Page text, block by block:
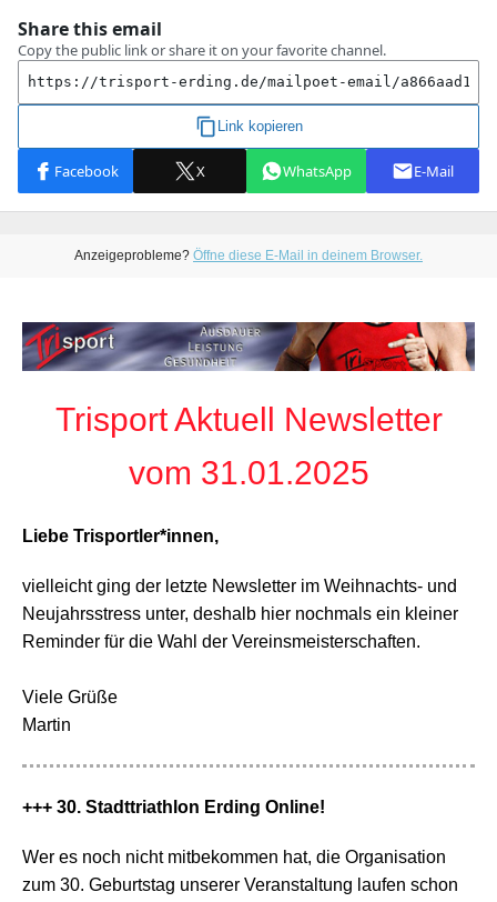
Anzeigeprobleme? Öffne diese E-Mail in deinem Browser.
Trisport Aktuell Newsletter
vom 31.01.2025
Liebe Trisportler*innen,
vielleicht ging der letzte Newsletter im Weihnachts- und
Neujahrsstress unter, deshalb hier nochmals ein kleiner
Reminder für die Wahl der Vereinsmeisterschaften.
Viele Grüße
Martin
+++ 30. Stadttriathlon Erding Online!
Wer es noch nicht mitbekommen hat, die Organisation
zum 30. Geburtstag unserer Veranstaltung laufen schon